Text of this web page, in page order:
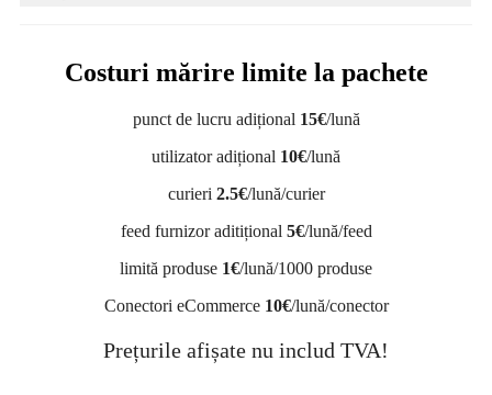
Costuri mărire limite la pachete
punct de lucru adițional 15€/lună
utilizator adițional 10€/lună
curieri 2.5€/lună/curier
feed furnizor aditițional 5€/lună/feed
limită produse 1€/lună/1000 produse
Conectori eCommerce 10€/lună/conector
Prețurile afișate nu includ TVA!